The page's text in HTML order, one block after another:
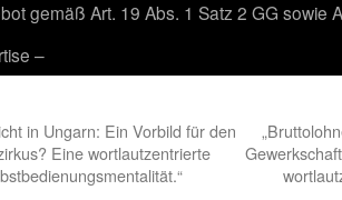
gemäß Art. 19 Abs. 1 Satz 2 GG sowie
–
in Ungarn: Ein Vorbild für den
Eine wortlautzentrierte